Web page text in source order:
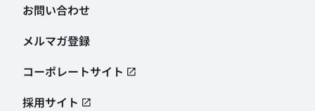
お問い合わせ
メルマガ登録
コーポレートサイト
採用サイト